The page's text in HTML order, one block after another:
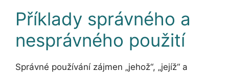
Příklady správného a
nesprávného použití
Správné používání zájmen „jehož“, „jejíž“ a